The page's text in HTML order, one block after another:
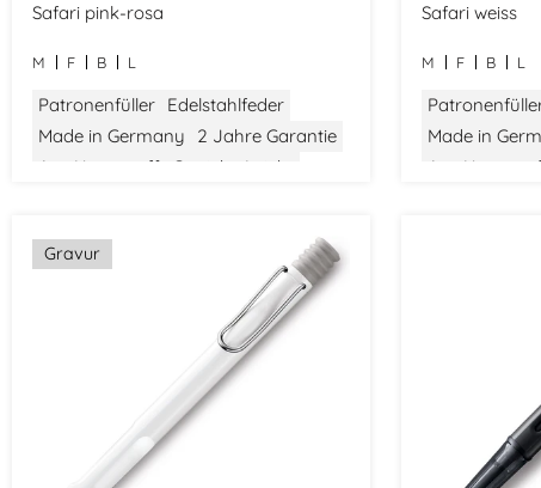
Safari pink-rosa
M F B L
Patronenfüller Edelstahlfeder
Made in Germany
2 Jahre Garantie
Aus Kunststoff
Gewicht: Leicht
Safari weiss
M F B L
Made in
Aus
Gravur